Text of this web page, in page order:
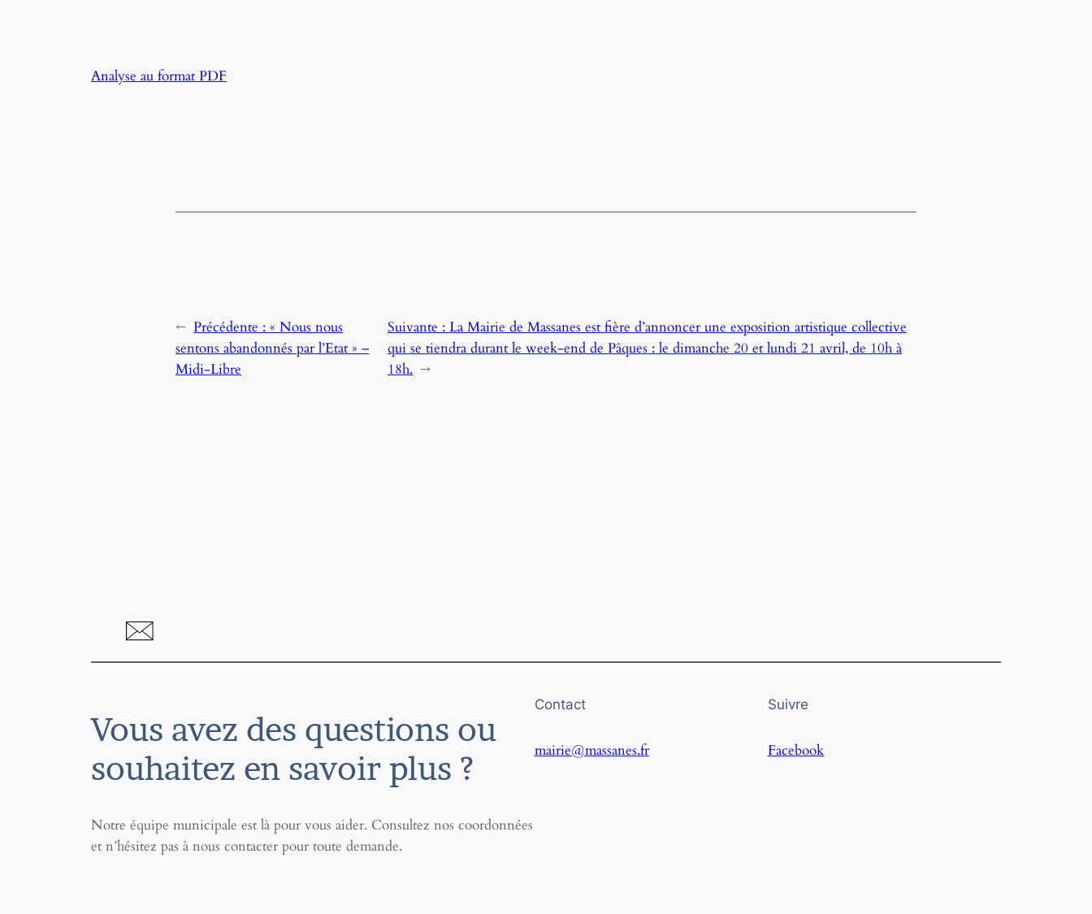
Analyse au format PDF
← Précédente : « Nous nous
sentons abandonnés par l’Etat » –
Midi-Libre
Suivante : La Mairie de Massanes est fière d’annoncer une exposition artistique collective
qui se tiendra durant le week-end de Pâques : le dimanche 20 et lundi 21 avril, de 10h à
18h. →
Vous avez des questions ou
souhaitez en savoir plus ?
Notre équipe municipale est là pour vous aider. Consultez nos coordonnées
et n’hésitez pas à nous contacter pour toute demande.
Contact
mairie@massanes.fr
Suivre
Facebook